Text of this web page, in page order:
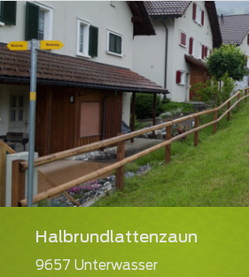
Halbrundlattenzaun
9657 Unterwasser